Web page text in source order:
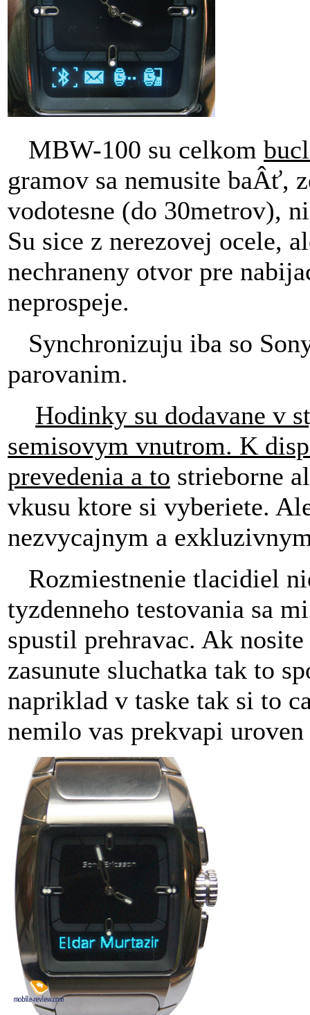
MBW-100 su celkom
gramov sa nemusite baÂť,
vodotesne (do 30metrov),
Su sice z nerezovej ocele,
nechraneny otvor pre
neprospeje.
Synchronizuju iba so
parovanim.
Hodinky su dodavane v
semisovym vnutrom. K
prevedenia a to strieborne
vkusu ktore si vyberiete.
nezvycajnym a
Rozmiestnenie tlacidiel
tyzdenneho testovania sa
spustil prehravac. Ak
zasunute sluchatka tak to
napriklad v taske tak si to
nemilo vas prekvapi